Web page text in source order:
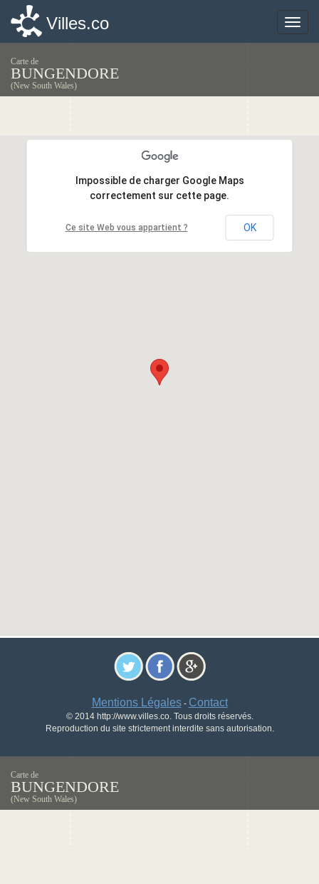
Toggle
Villes.co
Carte de
BUNGENDORE
(New South Wales)
Impossible de charger Google Maps
correctement sur cette page.
Ce site Web vous appartient ? OK
Impossible de charger Google Maps
correctement sur cette page.
Ce site Web vous appartient ? OK
Mentions Légales- Contact
© 2014 http://www.villes.co. Tous droits réservés.
Reproduction du site strictement interdite sans autorisation.
Toggle
Villes.co
Carte de
BUNGENDORE
(New South Wales)